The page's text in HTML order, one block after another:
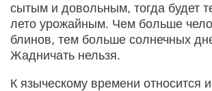
сытым и довольным, тогда будет
лето урожайным. Чем больше
блинов, тем больше солнечных
Жадничать нельзя.
К языческому времени относится